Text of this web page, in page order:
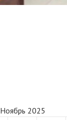
Ноябрь 2025